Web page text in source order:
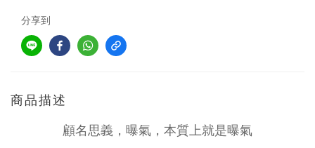
分享到
商品描述
顧名思義，曝氣，本質上就是曝氣